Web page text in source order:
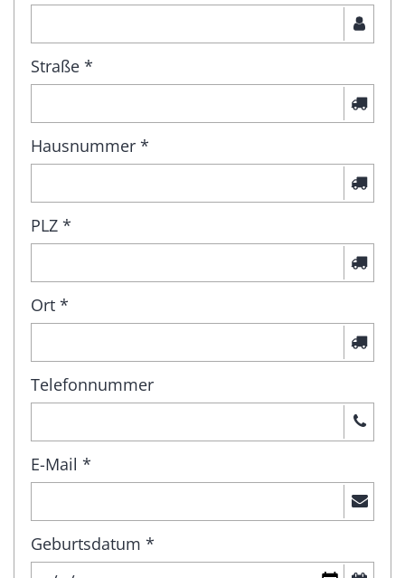
Straße *
Hausnummer *
PLZ *
Ort *
Telefonnummer
E-Mail *
Geburtsdatum *